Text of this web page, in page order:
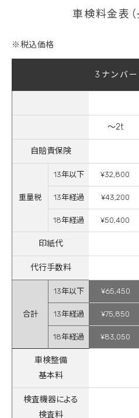
車検料金表（
※税込価格
3ナンバー
～2t
自賠責保険
重量税
13年以下 ¥32,800
13年経過 ¥43,200
18年経過 ¥50,400
印紙代
代行手数料
合計
13年以下 ¥65,450
13年経過 ¥75,850
18年経過 ¥83,050
車検整備
基本料
検査機器による
検査料